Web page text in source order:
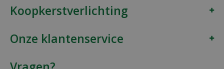
Koopkerstverlichting
Onze klantenservice